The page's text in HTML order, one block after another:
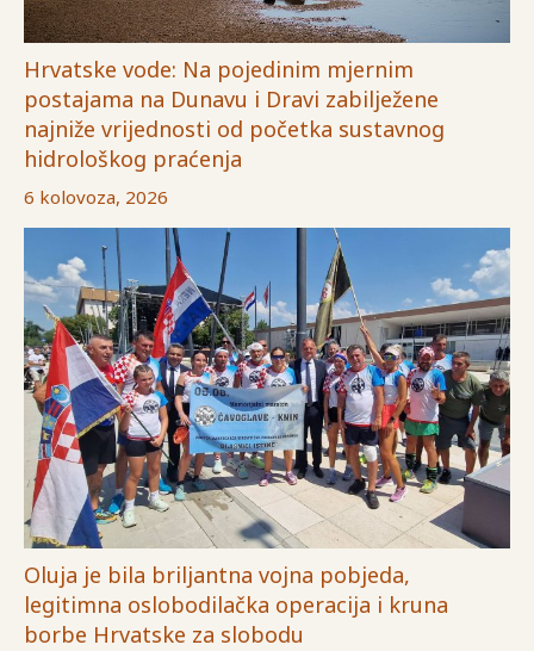
Hrvatske vode: Na pojedinim mjernim
postajama na Dunavu i Dravi zabilježene
najniže vrijednosti od početka sustavnog
hidrološkog praćenja
6 kolovoza, 2026
Oluja je bila briljantna vojna pobjeda,
legitimna oslobodilačka operacija i kruna
borbe Hrvatske za slobodu